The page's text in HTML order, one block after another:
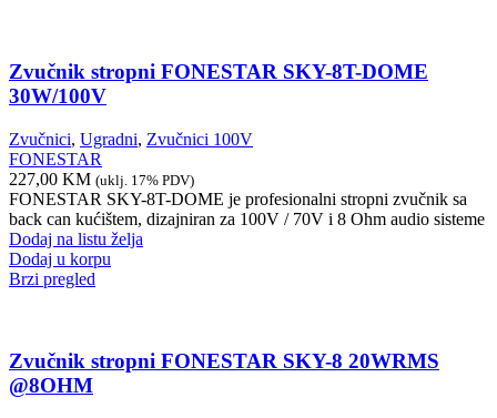
Zvučnik stropni FONESTAR SKY-8T-DOME
30W/100V
Zvučnici, Ugradni, Zvučnici 100V
FONESTAR
227,00 KM (uklj. 17% PDV)
FONESTAR SKY-8T-DOME je profesionalni stropni zvučnik sa
back can kućištem, dizajniran za 100V / 70V i 8 Ohm audio sisteme
Dodaj na listu želja
Dodaj u korpu
Brzi pregled
Zvučnik stropni FONESTAR SKY-8 20WRMS
@8OHM